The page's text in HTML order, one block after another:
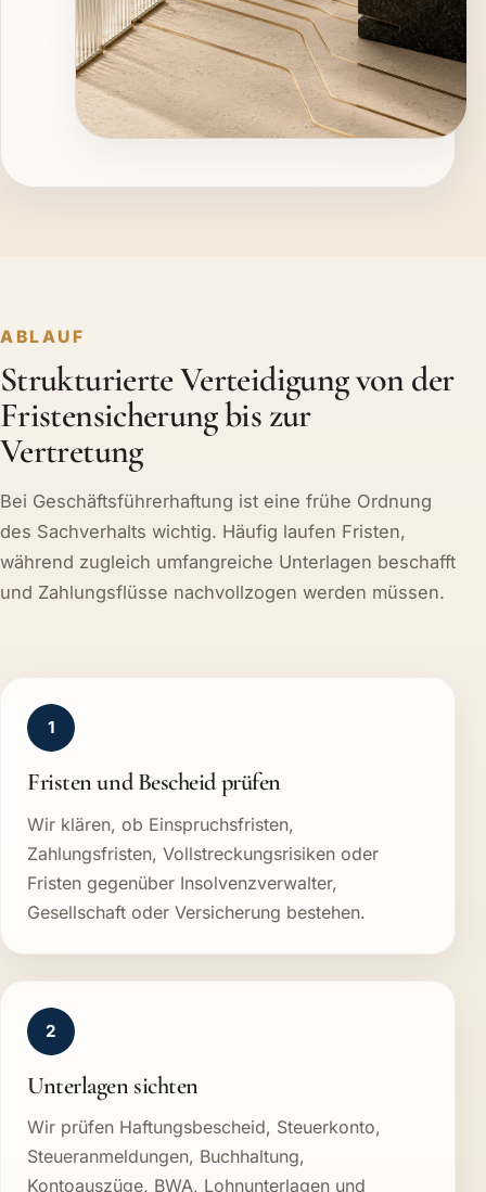
ABLAUF
Strukturierte Verteidigung von der
Fristensicherung bis zur
Vertretung
Bei Geschäftsführerhaftung ist eine frühe Ordnung
des Sachverhalts wichtig. Häufig laufen Fristen,
während zugleich umfangreiche Unterlagen beschafft
und Zahlungsflüsse nachvollzogen werden müssen.
1
Fristen und Bescheid prüfen
Wir klären, ob Einspruchsfristen,
Zahlungsfristen, Vollstreckungsrisiken oder
Fristen gegenüber Insolvenzverwalter,
Gesellschaft oder Versicherung bestehen.
2
Unterlagen sichten
Wir prüfen Haftungsbescheid, Steuerkonto,
Steueranmeldungen, Buchhaltung,
Kontoauszüge, BWA, Lohnunterlagen und